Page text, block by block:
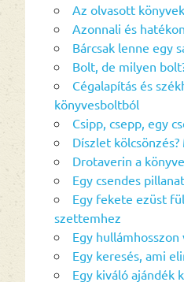
Az olvasott
Azonnali és
Bárcsak lenne egy
Bolt, de milyen
Cégalapítás és
könyvesboltból
Csipp, csepp, egy
Díszlet
Drotaverin a
Egy csendes
Egy fekete ezüst
szettemhez
Egy
Egy keresés, ami
Egy kiváló ajándék